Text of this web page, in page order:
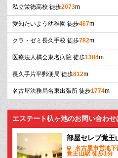
私立栄徳高校 徒歩2073m
愛知たいよう幼稚園 徒歩467m
クラ・ゼミ長久手校 徒歩782m
医療法人橘会東名病院 徒歩1384m
長久手片平郵便局 徒歩812m
名古屋法務局名東出張所 徒歩1774m
エステート杁ヶ池のお問い合わせ
部屋セレブ覚王
名古屋市営地下
覚王山駅 徒歩1分